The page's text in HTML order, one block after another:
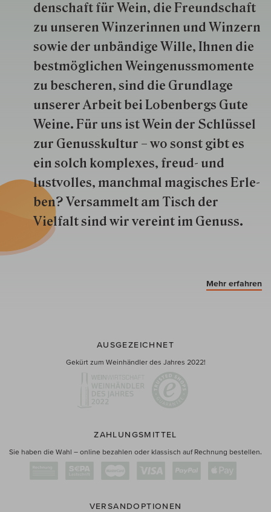
den­schaft für Wein, die Freund­schaft
zu unseren Win­zer­innen und Win­zern
so­wie der un­bän­dige Wille, Ihnen die
best­mög­lich­en Wein­genuss­momente
zu besche­ren, sind die Grund­lage
unserer Arbeit bei Lobenbergs Gute
Weine. Für uns ist Wein der Schlüs­sel
zur Genuss­kultur – wo sonst gibt es
ein solch kom­plexes, freud- und
lustvolles, manchmal ma­gisch­es Er­le­
ben? Versammelt am Tisch der
Vielfalt sind wir ver­eint im Genuss.
Mehr erfahren
AUSGEZEICHNET
Gekürt zum Weinhändler des Jahres 2022!
ZAHLUNGSMITTEL
Sie haben die Wahl – online bezahlen oder klassisch auf Rechnung bestellen.
VERSANDOPTIONEN